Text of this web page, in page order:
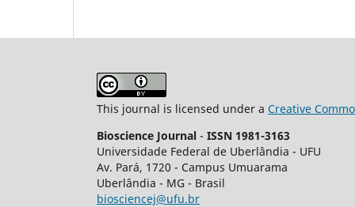
This journal is licensed under a Creative
Bioscience Journal - ISSN 1981-3163
Universidade Federal de Uberlândia - UFU
Av. Pará, 1720 - Campus Umuarama
Uberlândia - MG - Brasil
biosciencej@ufu.br